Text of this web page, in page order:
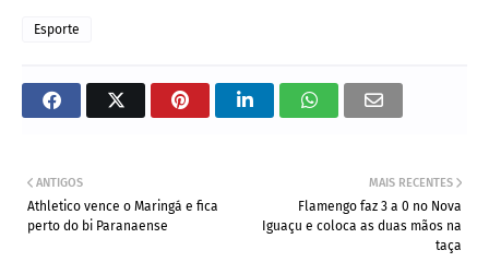
Esporte
MAIS RECENTES
Flamengo faz 3 a 0 no Nova
Iguaçu e coloca as duas mãos na
taça
ANTIGOS
Athletico vence o Maringá e fica
perto do bi Paranaense